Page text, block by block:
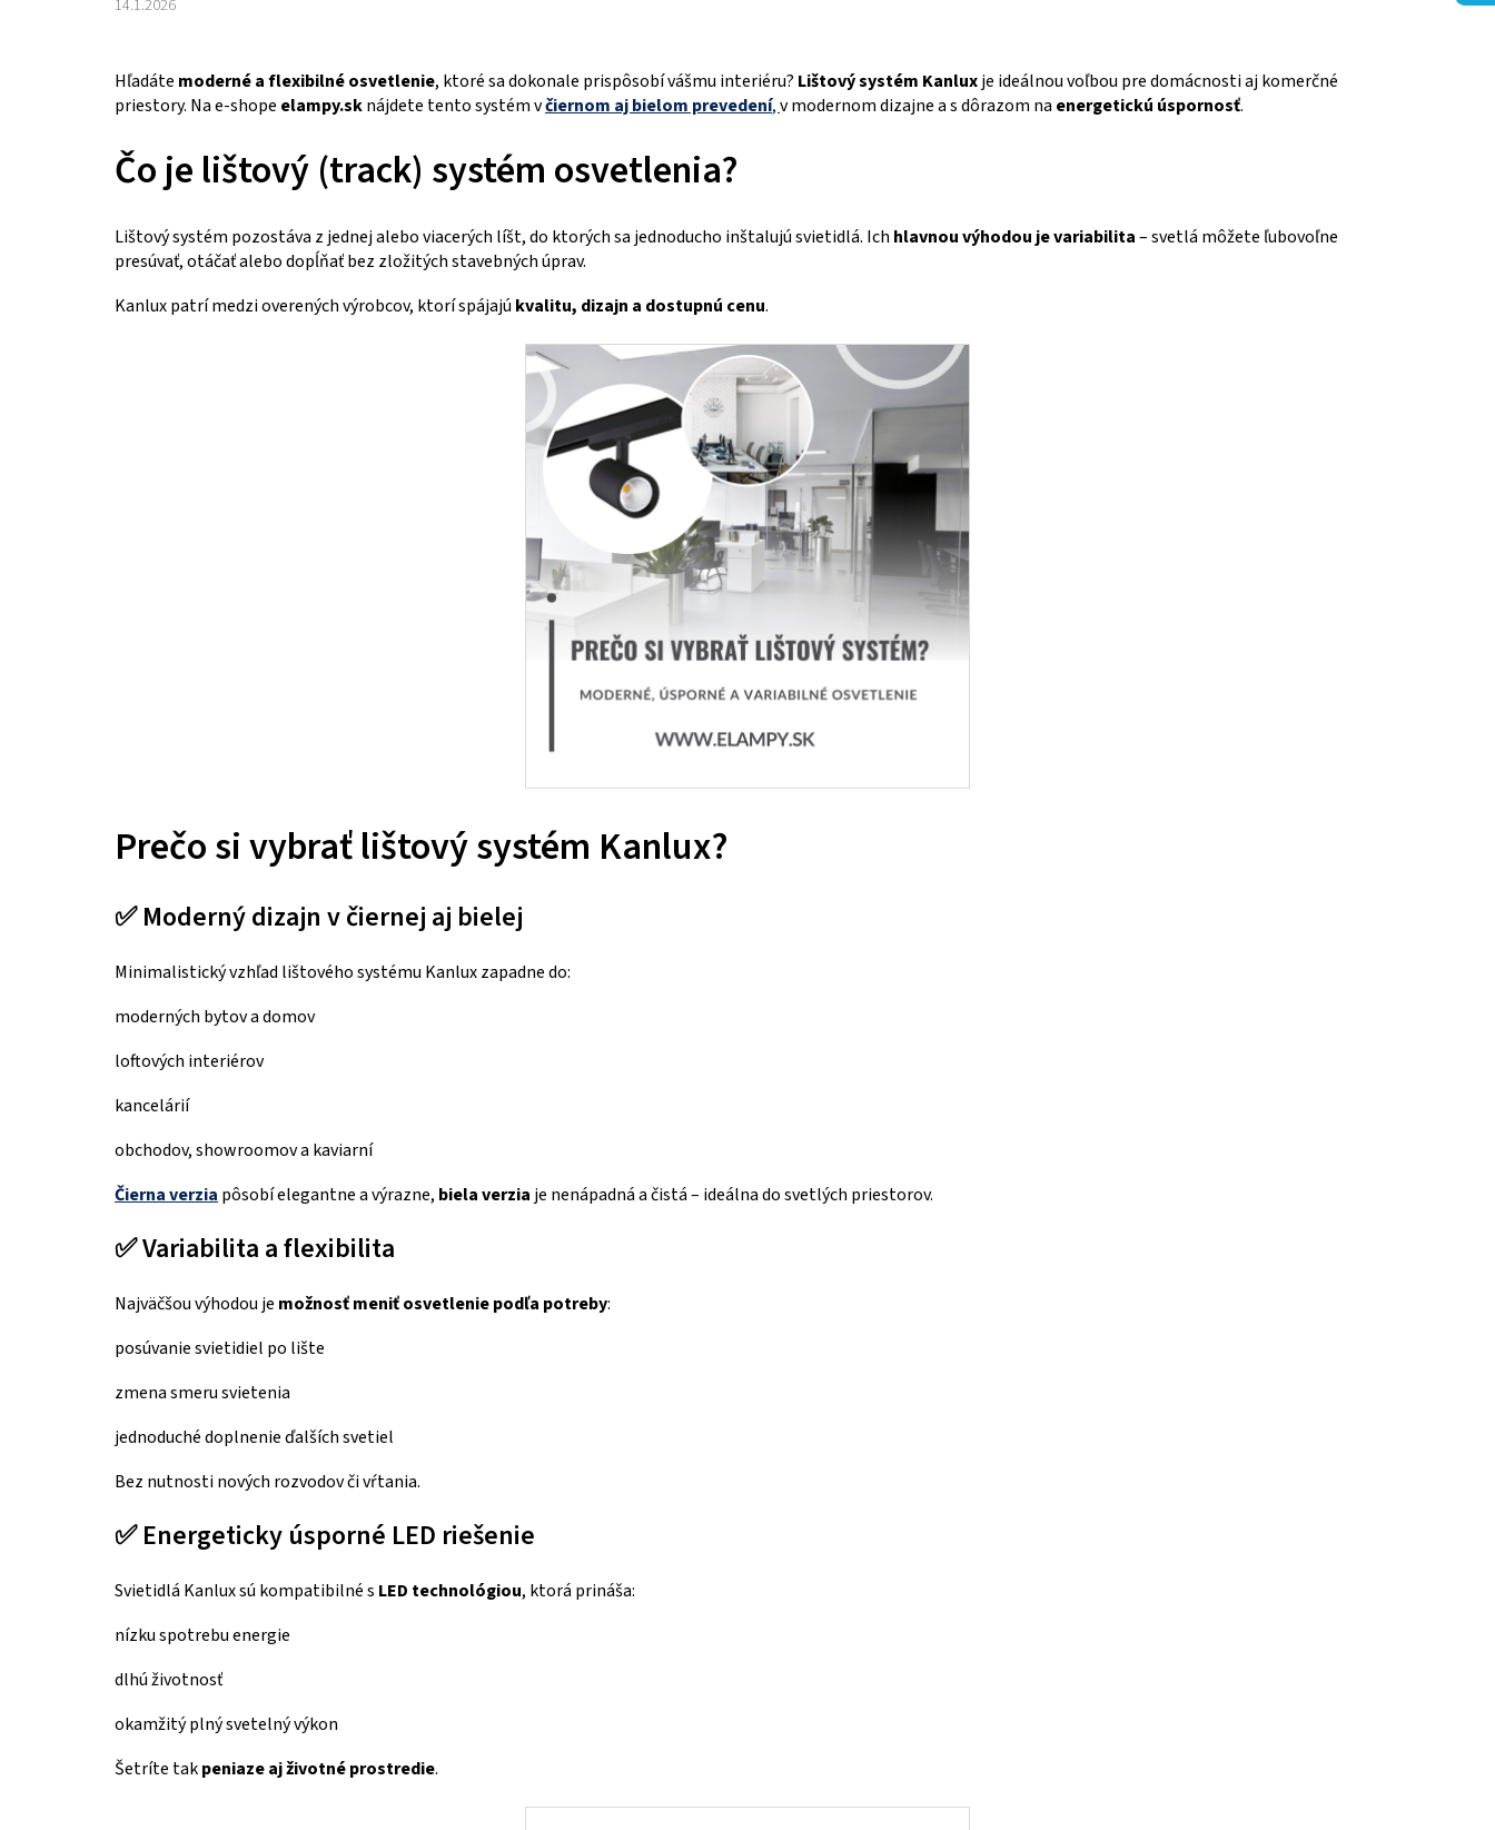
14.1.2026
Hľadáte moderné a flexibilné osvetlenie, ktoré sa dokonale prispôsobí vášmu interiéru? Lištový systém Kanluxje ideálnou voľbou pre domácnosti aj komerčné
priestory. Na e-shope elampy.sknájdete tento systém včiernom aj bielom prevedení,v modernom dizajne a s dôrazom na energetickú úspornosť.
Čo je lištový (track) systém osvetlenia?
Lištový systém pozostáva z jednej alebo viacerých líšt, do ktorých sa jednoducho inštalujú svietidlá. Ich hlavnou výhodou je variabilita– svetlá môžete ľubovoľne
presúvať, otáčať alebo dopĺňať bez zložitých stavebných úprav.
Kanlux patrí medzi overených výrobcov, ktorí spájajú kvalitu, dizajn a dostupnú cenu.
Prečo si vybrať lištový systém Kanlux?
✅ Moderný dizajn v čiernej aj bielej
Minimalistický vzhľad lištového systému Kanlux zapadne do:
moderných bytov a domov
loftových interiérov
kancelárií
obchodov, showroomov a kaviarní
Čierna verzia pôsobí elegantne a výrazne, biela verzia je nenápadná a čistá – ideálna do svetlých priestorov.
✅ Variabilita a flexibilita
Najväčšou výhodou je možnosť meniť osvetlenie podľa potreby:
posúvanie svietidiel po lište
zmena smeru svietenia
jednoduché doplnenie ďalších svetiel
Bez nutnosti nových rozvodov či vŕtania.
✅ Energeticky úsporné LED riešenie
Svietidlá Kanlux sú kompatibilné s LED technológiou, ktorá prináša:
nízku spotrebu energie
dlhú životnosť
okamžitý plný svetelný výkon
Šetríte takpeniaze aj životné prostredie.